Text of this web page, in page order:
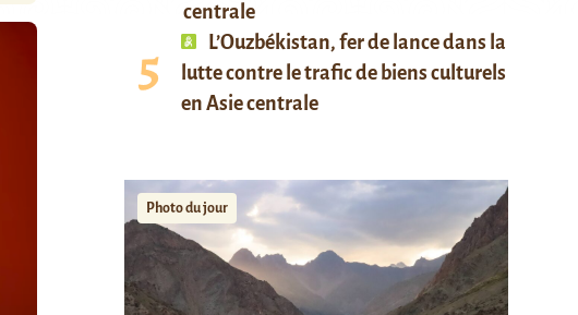
centrale
L’Ouzbékistan, fer de lance dans la
lutte contre le trafic de biens culturels
en Asie centrale
Photo du jour